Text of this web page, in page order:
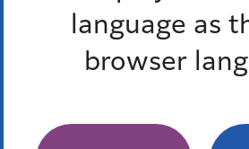
language as
browser
港区公式SNS一覧
港区公式SNS運用ポリシー